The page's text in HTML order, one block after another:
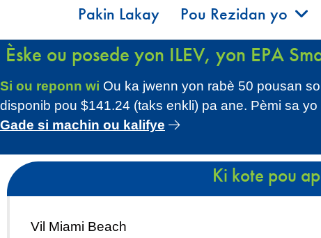
Pakin Lakay Pou Rezidan yo
Èske ou posede yon ILEV, yon EPA
Si ou reponn wi Ou ka jwenn yon rabè 50 pousan
disponib pou $141.24 (taks enkli) pa ane. Pèmi sa yo
Gade si machin ou kalifye
Ki kote pou
Vil Miami Beach